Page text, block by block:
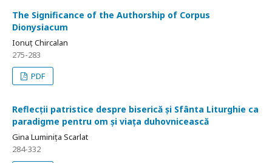
The Significance of the Authorship of Corpus
Dionysiacum
Ionuț Chircalan
275-283
PDF
Reflecții patristice despre biserică și Sfânta Liturghie ca
paradigme pentru om și viața duhovnicească
Gina Luminița Scarlat
284-332